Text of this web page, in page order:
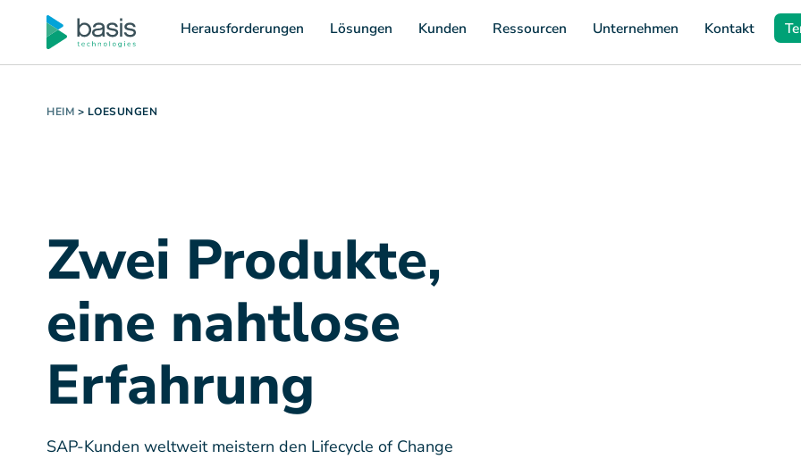
Herausforderungen Lösungen Kunden Ressourcen Unternehmen Kontakt
HEIM > LOESUNGEN
Zwei Produkte,
eine nahtlose
Erfahrung
SAP-Kunden weltweit meistern den Lifecycle of Change